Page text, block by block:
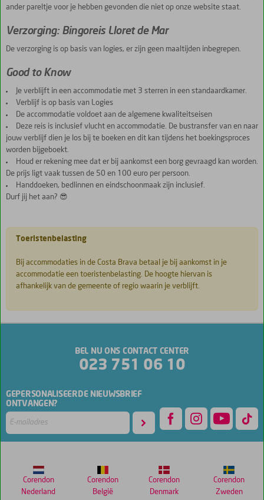
ander pareltje voor je hebben gevonden die niet op onze website staat.
Verzorging: Bingoreis Lloret de Mar
De verzorging is op basis van logies, er zijn geen maaltijden inbegrepen.
Good to Know
Je verblijft in een accommodatie met 3 sterren in een standaardkamer.
Verblijf is op basis van Logies
De accommodatie voldoet aan de algemene kwaliteitseisen
Deze reis is inclusief vlucht en accommodatie. De bustransfer van en naar
jouw verblijf dien je los bij te boeken en dit kan tijdens het boekingsproces
worden bijgeboekt.
Houd er rekening mee dat er bij aankomst een borg gevraagd kan worden.
De prijs ligt vaak tussen de 50 en 100 euro per persoon.
Handdoeken, bedlinnen en eindschoonmaak zijn inclusief.
Durf jij het aan? 😎
Toeristenbelasting
Bij accommodaties in de Costa Brava betaal je bij aankomst in je
accommodatie een toeristenbelasting. De hoogte hiervan is
afhankelijk van de gemeente of regio waarin je verblijft.
na
hun
verblijf
in
BEL NU ONS CONTACT CENTER
023 751 06 10
GEPERSONALISEERDE NIEUWSBRIEF
ONTVANGEN?
Corendon
Nederland
Corendon
België
Corendon
Denmark
Corendon
Zweden